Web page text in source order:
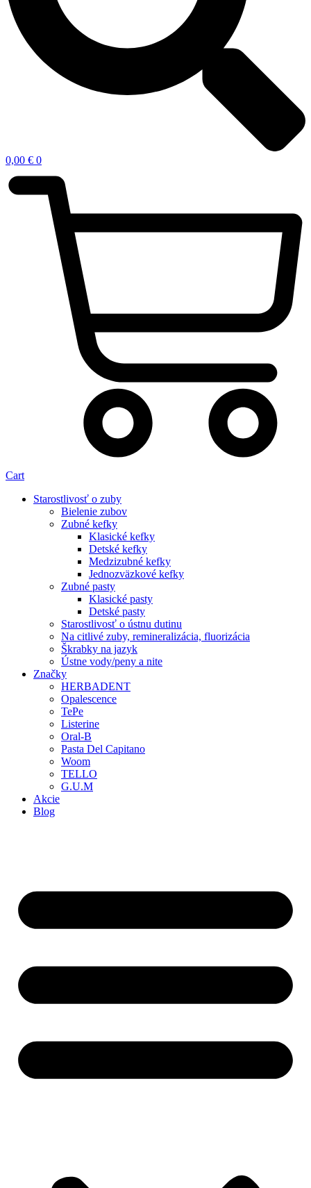
0,00 € 0
Cart
Starostlivosť o zuby
Bielenie zubov
Zubné kefky
Klasické kefky
Detské kefky
Medzizubné kefky
Jednozväzkové kefky
Zubné pasty
Klasické pasty
Detské pasty
Starostlivosť o ústnu dutinu
Na citlivé zuby, remineralizácia, fluorizácia
Škrabky na jazyk
Ústne vody/peny a nite
Značky
HERBADENT
Opalescence
TePe
Listerine
Oral-B
Pasta Del Capitano
Woom
TELLO
G.U.M
Akcie
Blog